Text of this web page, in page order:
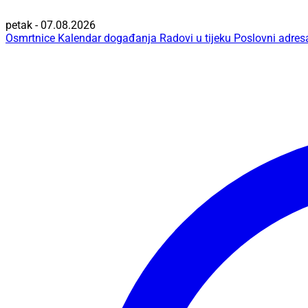
petak - 07.08.2026
Osmrtnice Kalendar događanja Radovi u tijeku Poslovni